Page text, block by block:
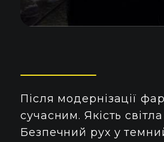
Після модернізації
сучасним. Якість
Безпечний рух у